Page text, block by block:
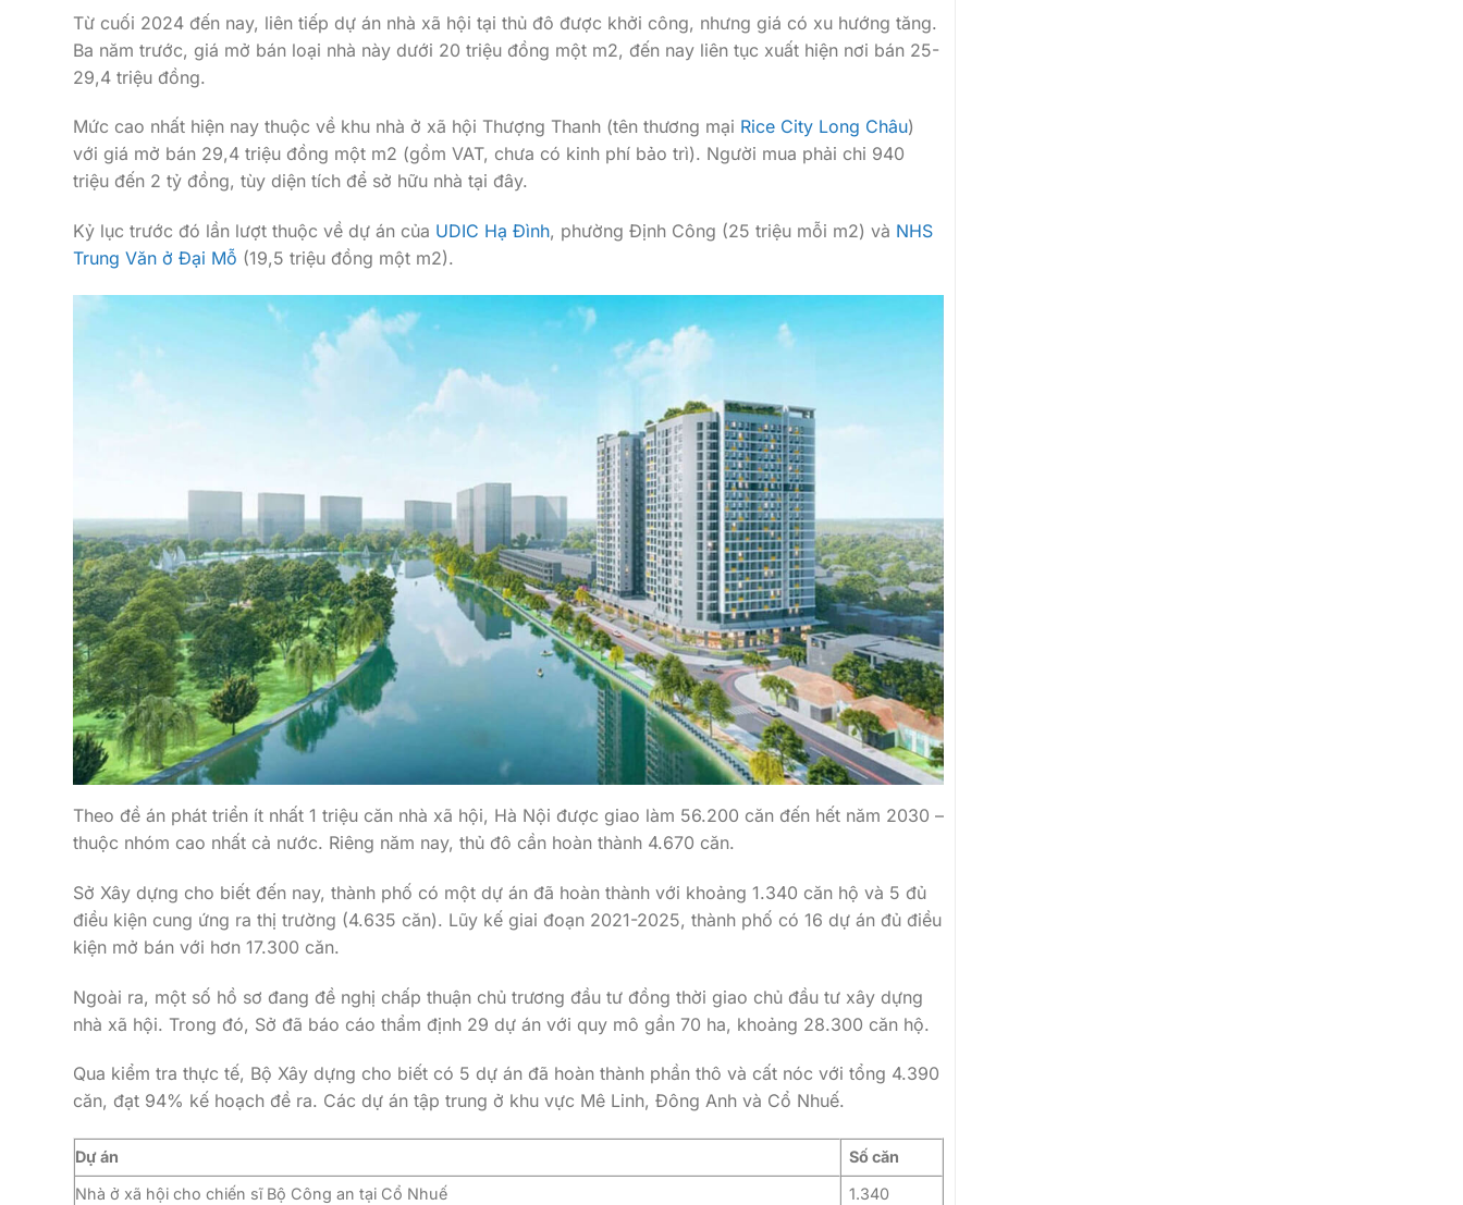
Từ cuối 2024 đến nay, liên tiếp dự án nhà xã hội tại thủ đô được khởi công, nhưng giá có xu hướng tăng.
Ba năm trước, giá mở bán loại nhà này dưới 20 triệu đồng một m2, đến nay liên tục xuất hiện nơi bán 25-
29,4 triệu đồng.
Mức cao nhất hiện nay thuộc về khu nhà ở xã hội Thượng Thanh (tên thương mại Rice City Long Châu)
với giá mở bán 29,4 triệu đồng một m2 (gồm VAT, chưa có kinh phí bảo trì). Người mua phải chi 940
triệu đến 2 tỷ đồng, tùy diện tích để sở hữu nhà tại đây.
Kỷ lục trước đó lần lượt thuộc về dự án của UDIC Hạ Đình, phường Định Công (25 triệu mỗi m2) và NHS
Trung Văn ở Đại Mỗ (19,5 triệu đồng một m2).
Theo đề án phát triển ít nhất 1 triệu căn nhà xã hội, Hà Nội được giao làm 56.200 căn đến hết năm 2030 –
thuộc nhóm cao nhất cả nước. Riêng năm nay, thủ đô cần hoàn thành 4.670 căn.
Sở Xây dựng cho biết đến nay, thành phố có một dự án đã hoàn thành với khoảng 1.340 căn hộ và 5 đủ
điều kiện cung ứng ra thị trường (4.635 căn). Lũy kế giai đoạn 2021-2025, thành phố có 16 dự án đủ điều
kiện mở bán với hơn 17.300 căn.
Ngoài ra, một số hồ sơ đang đề nghị chấp thuận chủ trương đầu tư đồng thời giao chủ đầu tư xây dựng
nhà xã hội. Trong đó, Sở đã báo cáo thẩm định 29 dự án với quy mô gần 70 ha, khoảng 28.300 căn hộ.
Qua kiểm tra thực tế, Bộ Xây dựng cho biết có 5 dự án đã hoàn thành phần thô và cất nóc với tổng 4.390
căn, đạt 94% kế hoạch đề ra. Các dự án tập trung ở khu vực Mê Linh, Đông Anh và Cổ Nhuế.
Dự án
Số căn
Nhà ở xã hội cho chiến sĩ Bộ Công an tại Cổ Nhuế
1.340